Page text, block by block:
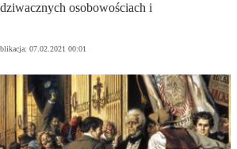
osobowościach i
07.02.2021 00:01